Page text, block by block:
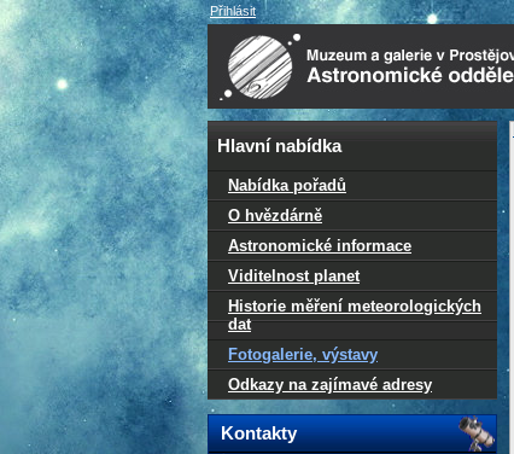
Hlavní nabídka
Nabídka pořadů
O hvězdárně
Astronomické informace
Viditelnost planet
Historie měření meteorologických
dat
Fotogalerie, výstavy
Odkazy na zajímavé adresy
Kontakty
Přihlásit